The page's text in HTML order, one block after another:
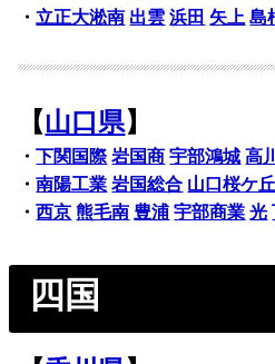
・ 立正大淞南 出雲 浜田 矢上 島
【山口県】
・下関国際 岩国商 宇部鴻城 高
・南陽工業 岩国総合 山口桜ケ丘
・西京 熊毛南 豊浦 宇部商業 光
四国